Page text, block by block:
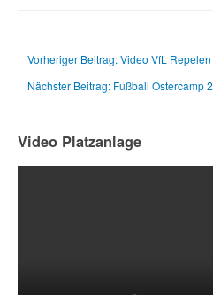
Vorheriger Beitrag: Video VfL
Nächster Beitrag: Fußball Ostercamp
Video Platzanlage